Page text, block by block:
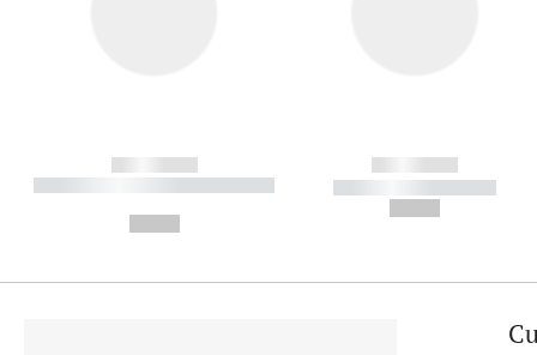
------------
----------- ----------- ----------
------------
----------- -----------